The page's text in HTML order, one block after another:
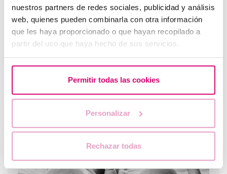
nuestros partners de redes sociales, publicidad y análisis
web, quienes pueden combinarla con otra información
que les haya proporcionado o que hayan recopilado a
partir del uso que haya hecho de sus servicios.
Permitir todas las cookies
Personalizar
Rechazar todas
Première échographie après une FIV ou un don
d'ovules